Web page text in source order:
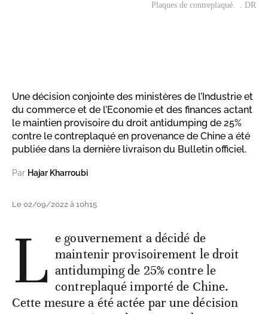
Plaques de contreplaqué. . DR
Une décision conjointe des ministères de l’Industrie et
du commerce et de l’Economie et des finances actant
le maintien provisoire du droit antidumping de 25%
contre le contreplaqué en provenance de Chine a été
publiée dans la dernière livraison du Bulletin officiel.
Par Hajar Kharroubi
Le 02/09/2022 à 10h15
L e gouvernement a décidé de
maintenir provisoirement le droit
antidumping de 25% contre le
contreplaqué importé de Chine.
Cette mesure a été actée par une décision